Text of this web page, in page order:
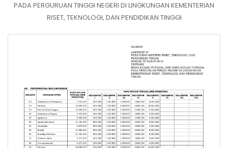
PADA PERGURUAN TINGGI NEGERI DI LINGKUNGAN KEMENTERIAN
RISET, TEKNOLOGI, DAN PENDIDIKAN TINGGI